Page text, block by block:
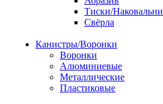
Тиски/Наковальни
Свёрла
Канистры/Воронки
Воронки
Алюминиевые
Металлические
Пластиковые